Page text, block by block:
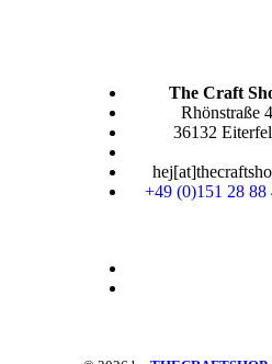
The Craft
Rhönstraße 4
36132
+49 (0)151 28 88